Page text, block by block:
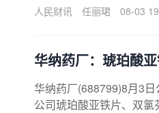
人民财讯
任丽珺 08-03
华纳药厂：琥珀酸
华纳药厂(688799)8月3
公司琥珀酸亚铁片、双